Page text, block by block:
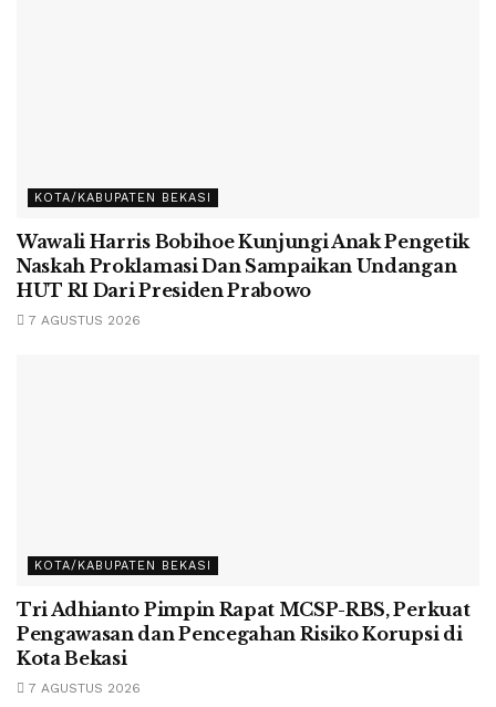
KOTA/KABUPATEN BEKASI
Wawali Harris Bobihoe Kunjungi Anak Pengetik
Naskah Proklamasi Dan Sampaikan Undangan
HUT RI Dari Presiden Prabowo
7 AGUSTUS 2026
KOTA/KABUPATEN BEKASI
Tri Adhianto Pimpin Rapat MCSP-RBS, Perkuat
Pengawasan dan Pencegahan Risiko Korupsi di
Kota Bekasi
7 AGUSTUS 2026